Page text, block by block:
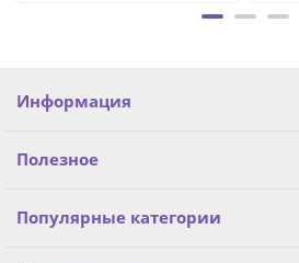
Информация
Полезное
Популярные категории